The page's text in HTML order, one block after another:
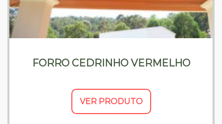
FORRO CEDRINHO VERMELHO
VER PRODUTO